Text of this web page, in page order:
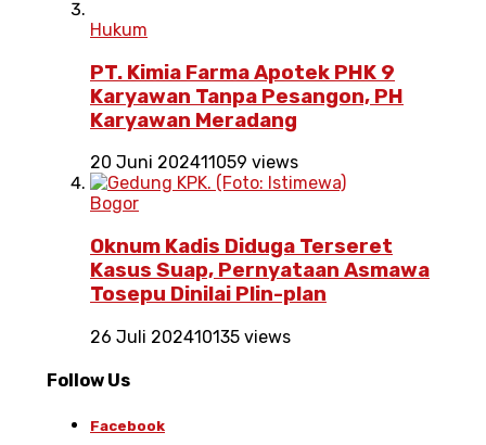
Hukum
PT. Kimia Farma Apotek PHK 9
Karyawan Tanpa Pesangon, PH
Karyawan Meradang
20 Juni 202411059 views
Bogor
Oknum Kadis Diduga Terseret
Kasus Suap, Pernyataan Asmawa
Tosepu Dinilai Plin-plan
26 Juli 202410135 views
Follow Us
Facebook